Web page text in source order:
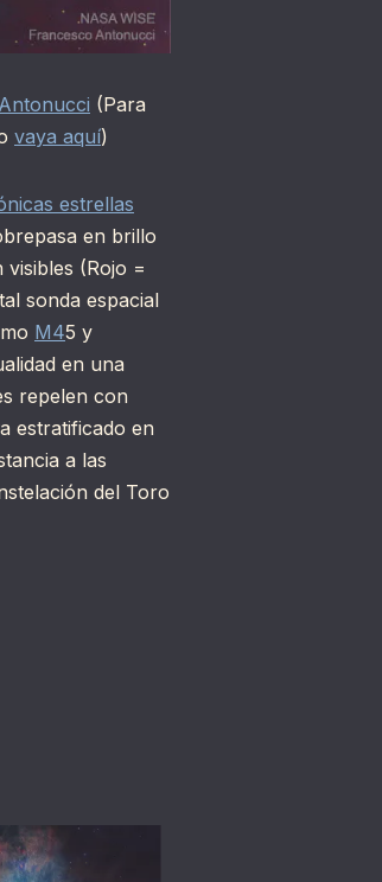
(Para
vaya aquí)
estrellas
en brillo
(Rojo =
sonda espacial
M45 y
en una
repelen con
estratificado en
a las
del Toro